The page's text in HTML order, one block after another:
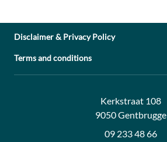
Disclaimer & Privacy Policy
Terms and conditions
Contact:
Address:
Kerkstraat 108
9050 Gentbrugge
09 233 48 66